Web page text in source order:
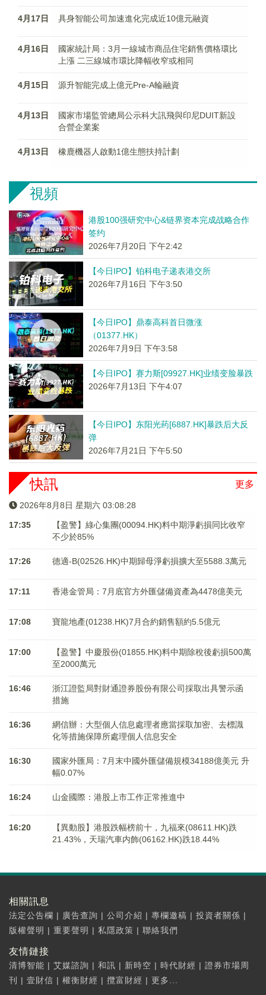
4月17日 ​具身智能公司加速進化完成近10億元融資
4月16日
國家統計局：3月一線城市商品住宅銷售價格環比
上漲 二三線城市環比降幅收窄或相同
4月15日 ​源升智能完成上億元Pre-A輪融資
4月13日
國家市場監管總局公示科大訊飛與印尼DUIT新設
合營企業案
4月13日 橡鹿機器人啟動1億生態扶持計劃
視頻
港股100强研究中心&链界资本完成战略合作
签约
2026年7月20日 下午2:42
【今日IPO】铂科电子递表港交所
2026年7月16日 下午3:50
【今日IPO】鼎泰高科首日微涨
（01377.HK）
2026年7月9日 下午3:58
【今日IPO】赛力斯[09927.HK]业绩变脸暴跌
2026年7月13日 下午4:07
【今日IPO】东阳光药[6887.HK]暴跌后大反
弹
2026年7月21日 下午5:50
更多
快訊
2026年8月8日 星期六 03:08:29
17:35
【盈警】綠心集團(00094.HK)料中期淨虧損同比收窄
不少於85%
17:26 德適-B(02526.HK)中期歸母淨虧損擴大至5588.3萬元
17:11 香港金管局：7月底官方外匯儲備資產為4478億美元
17:08 寶龍地產(01238.HK)7月合約銷售額約5.5億元
17:00
【盈警】中慶股份(01855.HK)料中期除稅後虧損500萬
至2000萬元
16:46
浙江證監局對財通證券股份有限公司採取出具警示函
措施
16:36
網信辦：大型個人信息處理者應當採取加密、去標識
化等措施保障所處理個人信息安全
16:30
國家外匯局：7月末中國外匯儲備規模34188億美元 升
幅0.07%
16:24 山金國際：港股上市工作正常推進中
16:20
【異動股】港股跌幅榜前十，九福來(08611.HK)跌
21.43%，天瑞汽車内飾(06162.HK)跌18.44%
相關訊息
法定公告欄 | 廣告查詢 | 公司介紹 | 專欄邀稿 | 投資者關係 |
版權聲明 | 重要聲明 | 私隱政策 | 聯絡我們
友情鏈接
清博智能 | 艾媒諮詢 | 和訊 | 新時空 | 時代財經 | 證券市場周
刊
| 壹財信 | 權衡財經 | 攬富財經 | 更多...